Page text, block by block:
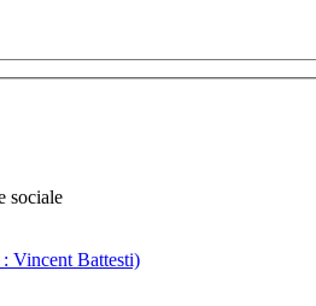
sociale
Vincent Battesti)